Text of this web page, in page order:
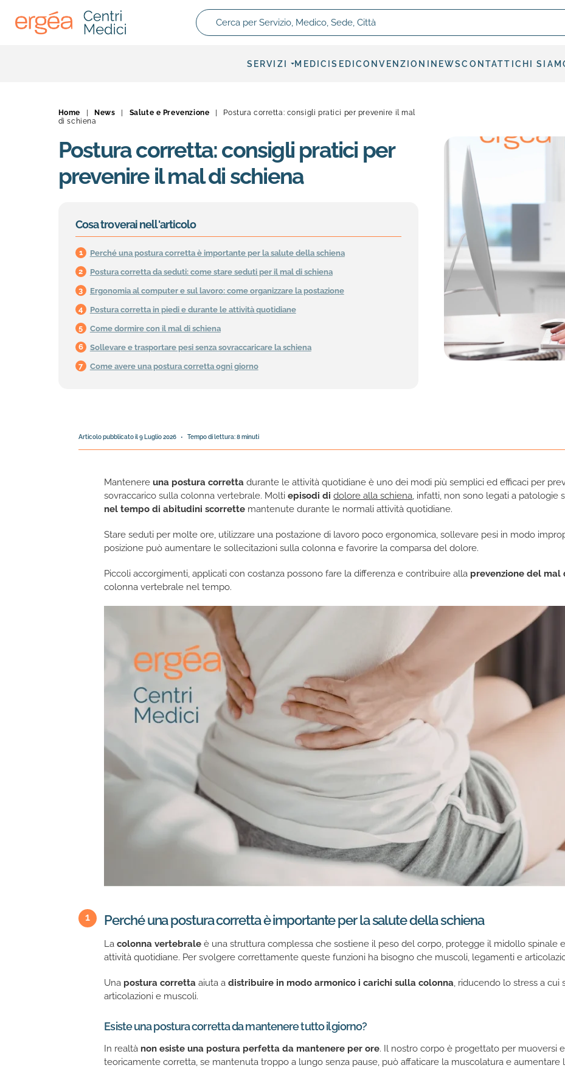
Cerca per Servizio, Medico, Sede, Città
SERVIZI MEDICISEDI CONVENZIONI NEWSCONTATTI CHI
Home News Salute e Prevenzione
Postura corretta: consigli pratici per prevenire il mal
di schiena
Postura corretta: consigli pratici per
prevenire il mal di schiena
Cosa troverai nell'articolo
Perché una postura corretta è importante per la salute della schiena
Postura corretta da seduti: come stare seduti per il mal di schiena
Ergonomia al computer e sul lavoro: come organizzare la postazione
Postura corretta in piedi e durante le attività quotidiane
Come dormire con il mal di schiena
Sollevare e trasportare pesi senza sovraccaricare la schiena
Come avere una postura corretta ogni giorno
Articolo pubblicato il9 Luglio 2026 • Tempo di lettura:8minuti
Mantenereuna postura corretta durante le attività quotidiane è uno dei modi più semplici ed efficaci per
sovraccarico sulla colonna vertebrale. Moltiepisodi didolore alla schiena, infatti, non sono legati a patologie
nel tempo di abitudini scorrette mantenute durante le normali attività quotidiane.
Stare seduti per molte ore, utilizzare una postazione di lavoro poco ergonomica, sollevare pesi in modo
posizione può aumentare le sollecitazioni sulla colonna e favorire la comparsa del dolore.
Piccoli accorgimenti, applicati con costanza possono fare la differenza e contribuire alla prevenzione del mal
colonna vertebrale nel tempo.
Perché una postura corretta è importante per la salute della schiena
Lacolonna vertebrale è una struttura complessa che sostiene il peso del corpo, protegge il midollo spinale
attività quotidiane. Per svolgere correttamente queste funzioni ha bisogno che muscoli, legamenti e
Una postura corretta aiuta adistribuire in modo armonico i carichi sulla colonna, riducendo lo stress a
articolazioni e muscoli.
Esiste una postura corretta da mantenere tutto il giorno?
In realtà non esiste una postura perfetta da mantenere per ore. Il nostro corpo è progettato per muoversi
teoricamente corretta, se mantenuta troppo a lungo senza pause, può affaticare la muscolatura e aumentare